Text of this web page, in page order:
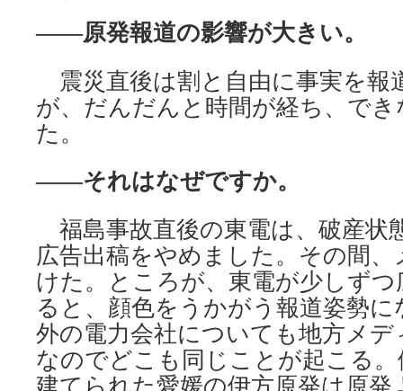
――原発報道の影響が大きい。
震災直後は割と自由に事実を報
が、だんだんと時間が経ち、で
た。
――それはなぜですか。
福島事故直後の東電は、破産状
広告出稿をやめました。その間
けた。ところが、東電が少しず
ると、顔色をうかがう報道姿勢
外の電力会社についても地方メ
なのでどこも同じことが起こる
建てられた愛媛の伊方原発は原